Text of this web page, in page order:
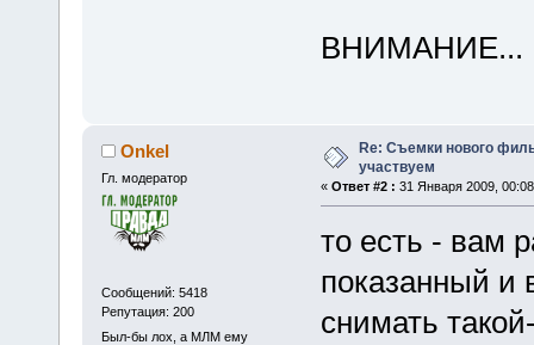
ВНИМАНИЕ...
Onkel
Гл. модератор
Сообщений: 5418
Репутация: 200
Был-бы лох, а МЛМ ему
Re: Съемки нового
участвуем
« Ответ #2 : 31 Января 2009,
то есть - вам
показанный и
снимать